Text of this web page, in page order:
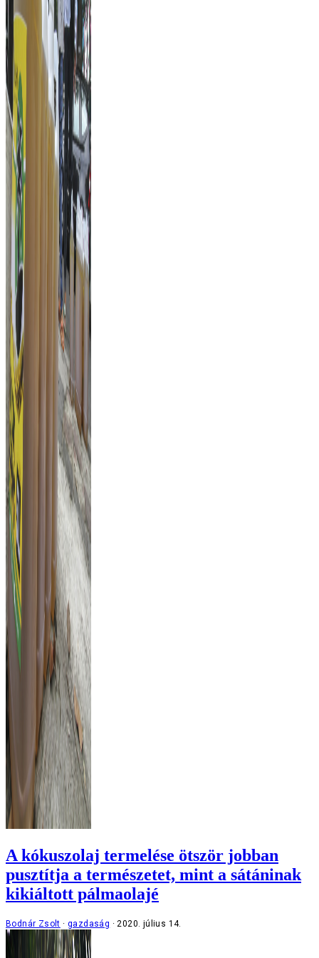
A kókuszolaj termelése ötször jobban
pusztítja a természetet, mint a sátáninak
kikiáltott pálmaolajé
Bodnár Zsolt gazdaság 2020. július 14.